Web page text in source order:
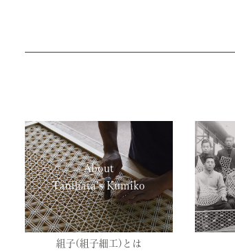
About
Tanihata’s Kumiko
組子(組子細工)とは